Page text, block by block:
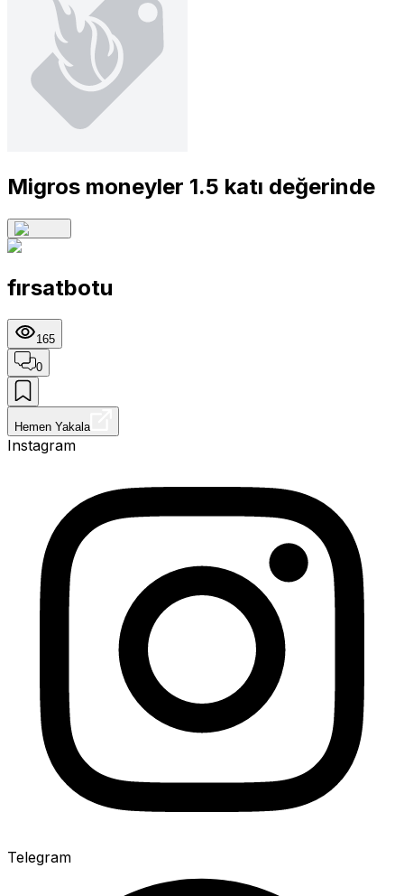
Migros moneyler 1.5 katı değerinde
fırsatbotu
165
0
Hemen Yakala
Instagram
Telegram